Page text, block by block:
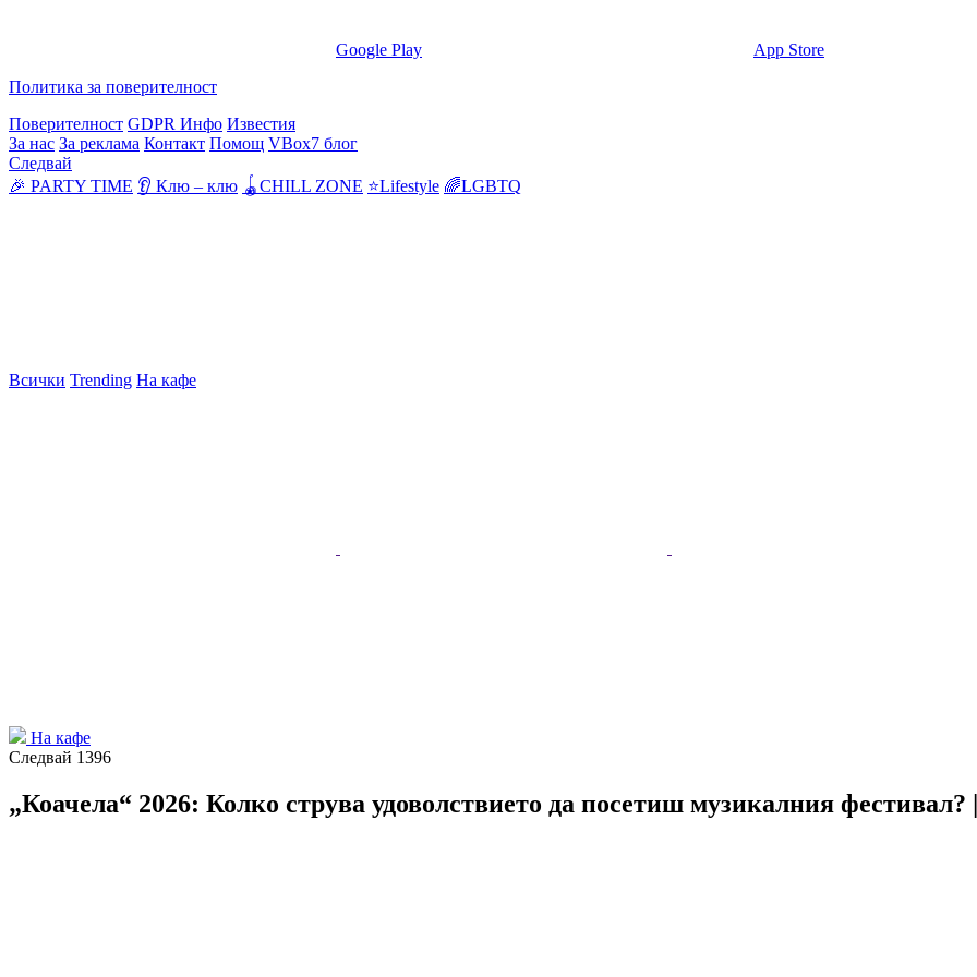
Google Play App Store
Политика за поверителност
Поверителност GDPR Инфо Известия
За нас За реклама Контакт Помощ VBox7 блог
Следвай
🎉 PARTY TIME 👂 Клю – клю 🪀CHILL ZONE ⭐Lifestyle 🌈LGBTQ
Всички Trending На кафе
На кафе
Следвай 1396
„Коачела“ 2026: Колко струва удоволствието да посетиш музикалния